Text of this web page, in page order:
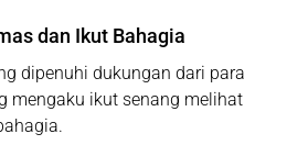
dan Ikut Bahagia
dipenuhi dukungan dari para
mengaku ikut senang melihat